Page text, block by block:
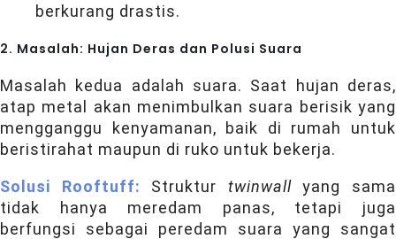
berkurang drastis.
2. Masalah: Hujan Deras dan Polusi Suara
Masalah kedua adalah suara. Saat hujan deras,
atap metal akan menimbulkan suara berisik yang
mengganggu kenyamanan, baik di rumah untuk
beristirahat maupun di ruko untuk bekerja.
Solusi Rooftuff: Struktur twinwallyang sama
tidak hanya meredam panas, tetapi juga
berfungsi sebagai peredam suara yang sangat